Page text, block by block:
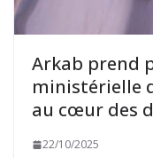
Arkab prend
ministérielle
au cœur des
22/10/2025